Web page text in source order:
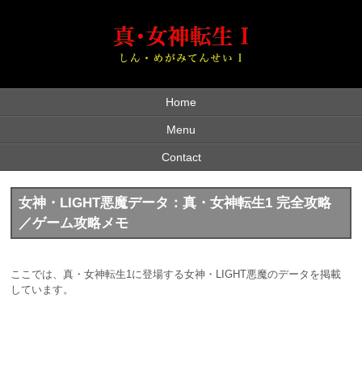
Home
Menu
Contact
女神・LIGHT悪魔データ：真・女神転生1 完全攻略
／ゲーム攻略メモ
ここでは、真・女神転生1に登場する女神・LIGHT悪魔のデータを掲載
しています。